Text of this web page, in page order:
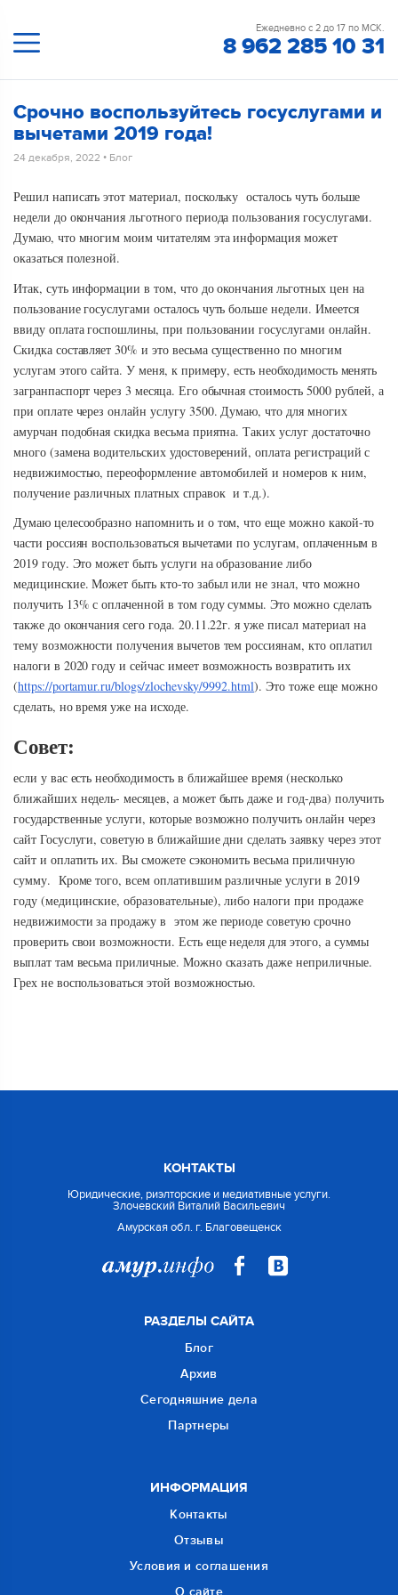
Ежедневно с 2 до 17 по МСК.
8 962 285 10 31
Срочно воспользуйтесь госуслугами и
вычетами 2019 года!
24 декабря, 2022 • Блог
Решил написать этот материал, поскольку осталось чуть больше
недели до окончания льготного периода пользования госуслугами.
Думаю, что многим моим читателям эта информация может
оказаться полезной.
Итак, суть информации в том, что до окончания льготных цен на
пользование госуслугами осталось чуть больше недели. Имеется
ввиду оплата госпошлины, при пользовании госуслугами онлайн.
Скидка составляет 30% и это весьма существенно по многим
услугам этого сайта. У меня, к примеру, есть необходимость менять
загранпаспорт через 3 месяца. Его обычная стоимость 5000 рублей, а
при оплате через онлайн услугу 3500. Думаю, что для многих
амурчан подобная скидка весьма приятна. Таких услуг достаточно
много (замена водительских удостоверений, оплата регистраций с
недвижимостью, переоформление автомобилей и номеров к ним,
получение различных платных справок и т.д.).
Думаю целесообразно напомнить и о том, что еще можно какой-то
части россиян воспользоваться вычетами по услугам, оплаченным в
2019 году. Это может быть услуги на образование либо
медицинские. Может быть кто-то забыл или не знал, что можно
получить 13% с оплаченной в том году суммы. Это можно сделать
также до окончания сего года. 20.11.22г. я уже писал материал на
тему возможности получения вычетов тем россиянам, кто оплатил
налоги в 2020 году и сейчас имеет возможность возвратить их
(https://portamur.ru/blogs/zlochevsky/9992.html). Это тоже еще можно
сделать, но время уже на исходе.
Совет:
если у вас есть необходимость в ближайшее время (несколько
ближайших недель- месяцев, а может быть даже и год-два) получить
государственные услуги, которые возможно получить онлайн через
сайт Госуслуги, советую в ближайшие дни сделать заявку через этот
сайт и оплатить их. Вы сможете сэкономить весьма приличную
сумму. Кроме того, всем оплатившим различные услуги в 2019
году (медицинские, образовательные), либо налоги при продаже
недвижимости за продажу в этом же периоде советую срочно
проверить свои возможности. Есть еще неделя для этого, а суммы
выплат там весьма приличные. Можно сказать даже неприличные.
Грех не воспользоваться этой возможностью.
КОНТАКТЫ
Юридические, риэлторские и медиативные услуги.
Злочевский Виталий Васильевич
Амурская обл. г. Благовещенск
РАЗДЕЛЫ САЙТА
Блог
Архив
Сегодняшние дела
Партнеры
ИНФОРМАЦИЯ
Контакты
Отзывы
Условия и соглашения
О сайте